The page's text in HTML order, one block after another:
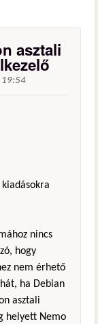
asztali
nincs
hogy
nem érhető
ha Debian
asztali
helyett Nemo